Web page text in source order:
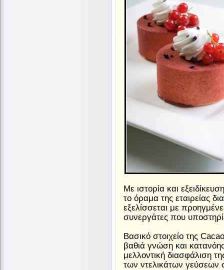
Με ιστορία και
το όραμα της εταιρείας
εξελίσσεται με
συνεργάτες που
Βασικό στοιχείο της
βαθιά γνώση και
μελλοντική διασφάλιση
των ντελικάτων γεύσεων